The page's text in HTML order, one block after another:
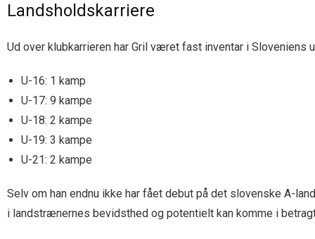
Landsholdskarriere
Ud over klubkarrieren har Gril været fast inventar i Sloveniens
U-16: 1 kamp
U-17: 9 kampe
U-18: 2 kampe
U-19: 3 kampe
U-21: 2 kampe
Selv om han endnu ikke har fået debut på det slovenske A-
i landstrænernes bevidsthed og potentielt kan komme i